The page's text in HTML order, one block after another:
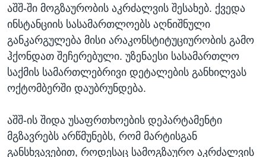
აშშ-ში მოგზაურობის აკრძალვის შესახებ. ქვედა
ინსტანციის სასამართლოებს აღნიშნული
განკარგულება მისი არაკონსტიტუციურობის გამო
ჰქონდათ შეჩერებული. უზენაესი სასამართლო
საქმის სამართლებრივი დეტალების განხილვას
ოქტომბერში დაუბრუნდება.
აშშ-ის შიდა უსაფრთხოების დეპარტამენტი
მგზავრებს არწმუნებს, რომ მარტისგან
განსხვავებით, როდესაც სამოგზაურო აკრძალვის